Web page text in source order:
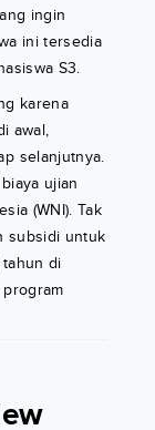
ingin
ini tersedia
S3.
karena
awal,
selanjutnya.
ujian
(WNI). Tak
subsidi untuk
tahun di